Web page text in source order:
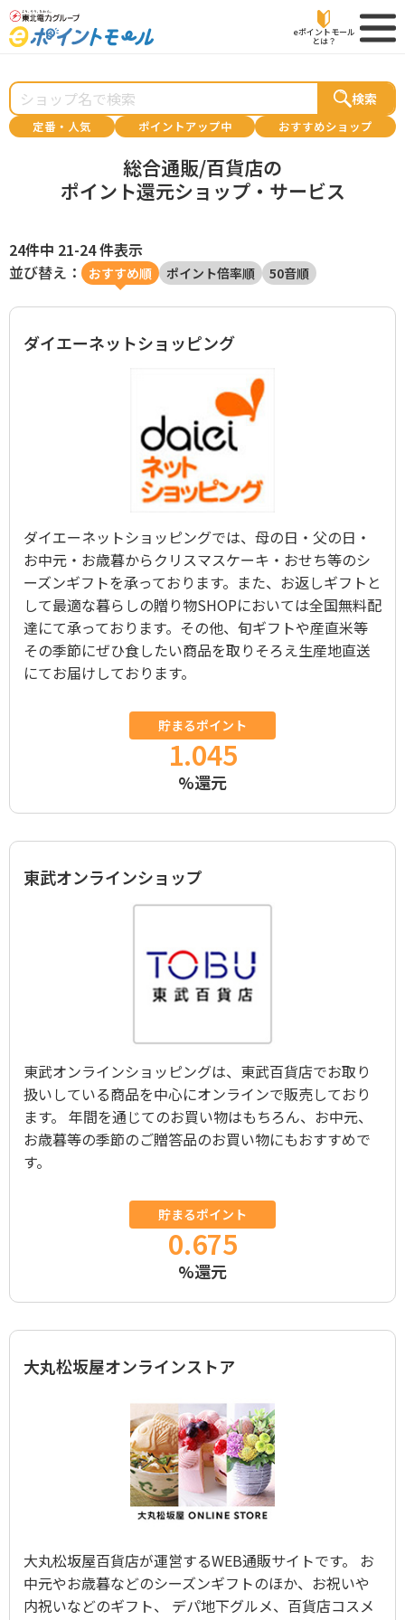
eポイントモール
とは？
検索
定番・人気 ポイントアップ中 おすすめショップ
総合通販/百貨店の
ポイント還元ショップ・サービス
24件中 21-24 件表示
並び替え：
おすすめ順 ポイント倍率順 50音順
ダイエーネットショッピング
ダイエーネットショッピングでは、母の日・父の日・
お中元・お歳暮からクリスマスケーキ・おせち等のシ
ーズンギフトを承っております。また、お返しギフトと
して最適な暮らしの贈り物SHOPにおいては全国無料配
達にて承っております。その他、旬ギフトや産直米等
その季節にぜひ食したい商品を取りそろえ生産地直送
にてお届けしております。
貯まるポイント
1.045
%還元
東武オンラインショップ
東武オンラインショッピングは、東武百貨店でお取り
扱いしている商品を中心にオンラインで販売しており
ます。 年間を通じてのお買い物はもちろん、お中元、
お歳暮等の季節のご贈答品のお買い物にもおすすめで
す。
貯まるポイント
0.675
%還元
大丸松坂屋オンラインストア
大丸松坂屋百貨店が運営するWEB通販サイトです。 お
中元やお歳暮などのシーズンギフトのほか、お祝いや
内祝いなどのギフト、 デパ地下グルメ、百貨店コスメ